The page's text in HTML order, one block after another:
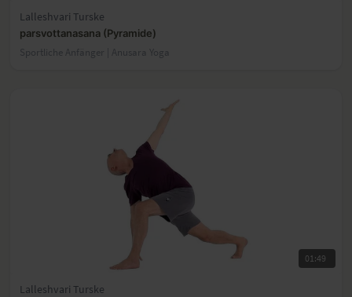
Lalleshvari Turske
parsvottanasana (Pyramide)
Sportliche Anfänger | Anusara Yoga
01:49
Lalleshvari Turske